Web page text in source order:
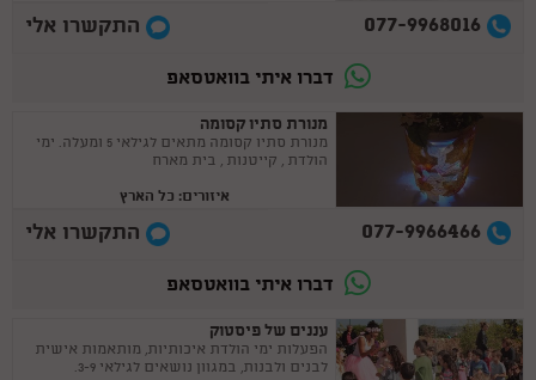
077-9968016 התקשרו אלי
דברו איתי בוואטסאפ
מנורת סתיו קסומה
מנורת סתיו קסומה מתאים לגילאי 5 ומעלה. ימי
הולדת , קייטנות , בית מארח
איזורים: כל הארץ
077-9966466 התקשרו אלי
דברו איתי בוואטסאפ
עננים של פיסטוק
הפעלות ימי הולדת איכותיות, מותאמות אישית
לבנים ולבנות, במגוון נושאים לגילאי 3-9.